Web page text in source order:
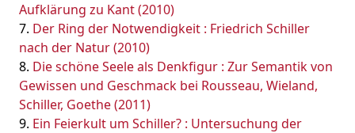
Aufklärung zu Kant (2010)
Der Ring der Notwendigkeit : Friedrich Schiller
nach der Natur (2010)
Die schöne Seele als Denkfigur : Zur Semantik von
Gewissen und Geschmack bei Rousseau, Wieland,
Schiller, Goethe (2011)
Ein Feierkult um Schiller? : Untersuchung der